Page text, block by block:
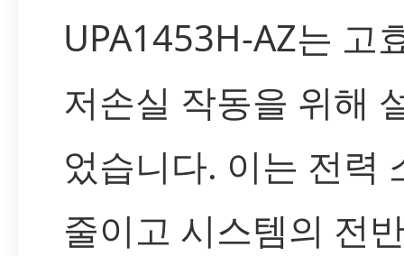
UPA1453H-AZ는 고
저손실 작동을 위해
었습니다. 이는 전력
줄이고 시스템의 전